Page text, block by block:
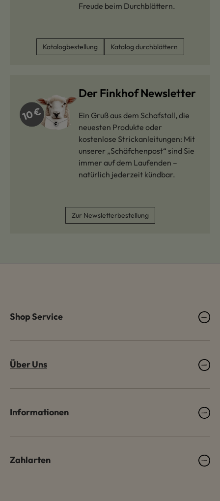
Freude beim Durchblättern.
Katalogbestellung Katalog durchblättern
Der Finkhof Newsletter
Ein Gruß aus dem Schafstall, die
neuesten Produkte oder
kostenlose Strickanleitungen: Mit
unserer „Schäfchenpost“ sind Sie
immer auf dem Laufenden –
natürlich jederzeit kündbar.
Zur Newsletterbestellung
Shop Service
Über Uns
Informationen
Zahlarten